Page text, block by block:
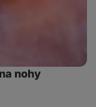
nohy